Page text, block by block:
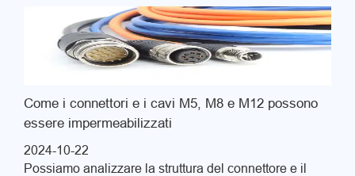
Come i connettori e i cavi M5, M8 e M12 possono
essere impermeabilizzati
2024-10-22
Possiamo analizzare la struttura del connettore e il